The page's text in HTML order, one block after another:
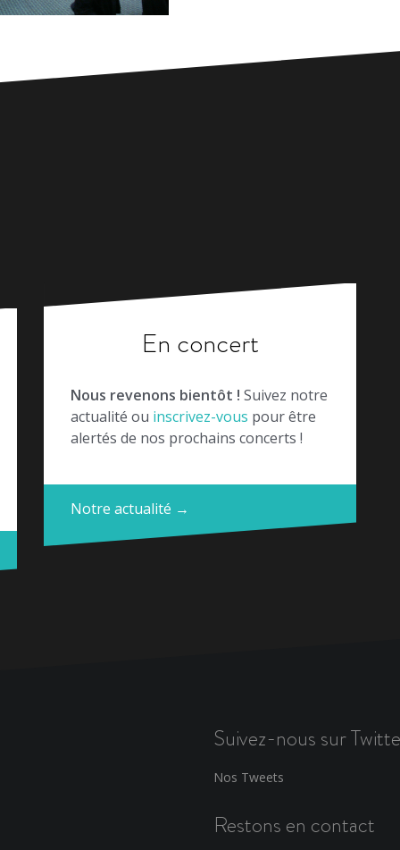
En concert
Nous revenons bientôt ! Suivez notre
actualité ou inscrivez-vous pour être
alertés de nos prochains concerts !
Notre actualité →
Suivez-nous sur
Nos Tweets
Restons en contact